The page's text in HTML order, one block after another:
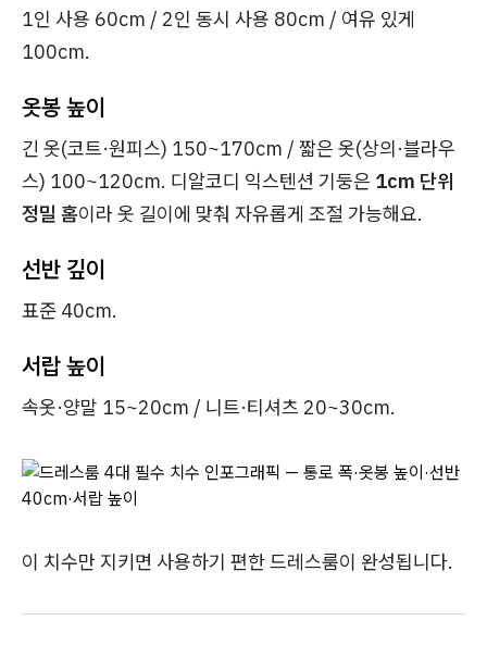
1인 사용 60cm / 2인 동시 사용 80cm / 여유 있게
100cm.
옷봉 높이
긴 옷(코트·원피스) 150~170cm / 짧은 옷(상의·블라우
스) 100~120cm. 디알코디 익스텐션 기둥은 1cm 단위
정밀 홈이라 옷 길이에 맞춰 자유롭게 조절 가능해요.
선반 깊이
표준 40cm.
서랍 높이
속옷·양말 15~20cm / 니트·티셔츠 20~30cm.
이 치수만 지키면 사용하기 편한 드레스룸이 완성됩니다.